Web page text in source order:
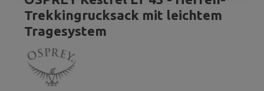
Trekkingrucksack mit leichtem
Tragesystem